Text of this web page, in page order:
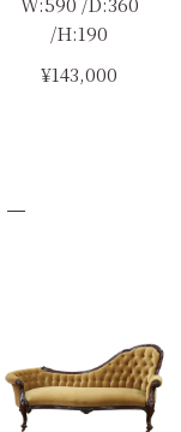
/H:190
¥143,000